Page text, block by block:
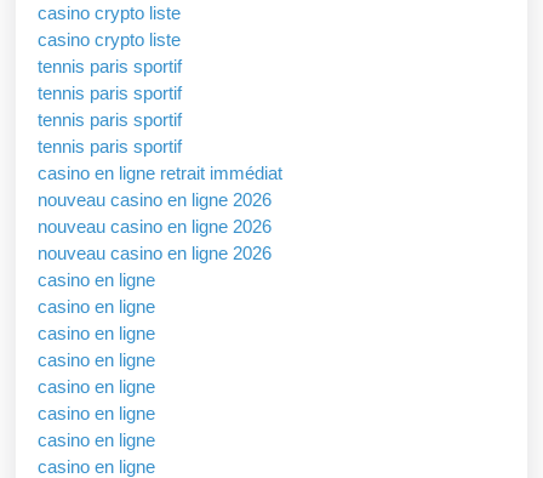
casino crypto liste
casino crypto liste
tennis paris sportif
tennis paris sportif
tennis paris sportif
tennis paris sportif
casino en ligne retrait immédiat
nouveau casino en ligne 2026
nouveau casino en ligne 2026
nouveau casino en ligne 2026
casino en ligne
casino en ligne
casino en ligne
casino en ligne
casino en ligne
casino en ligne
casino en ligne
casino en ligne